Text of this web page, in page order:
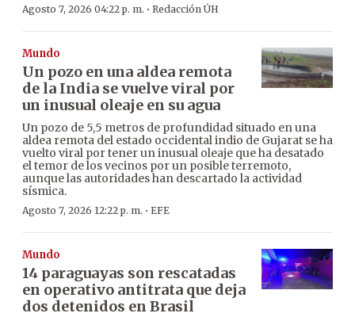
Agosto 7, 2026 04:22 p. m. · Redacción ÚH
Mundo
Un pozo en una aldea remota
de la India se vuelve viral por
un inusual oleaje en su agua
Un pozo de 5,5 metros de profundidad situado en una
aldea remota del estado occidental indio de Gujarat se ha
vuelto viral por tener un inusual oleaje que ha desatado
el temor de los vecinos por un posible terremoto,
aunque las autoridades han descartado la actividad
sísmica.
Agosto 7, 2026 12:22 p. m. · EFE
Mundo
14 paraguayas son rescatadas
en operativo antitrata que deja
dos detenidos en Brasil